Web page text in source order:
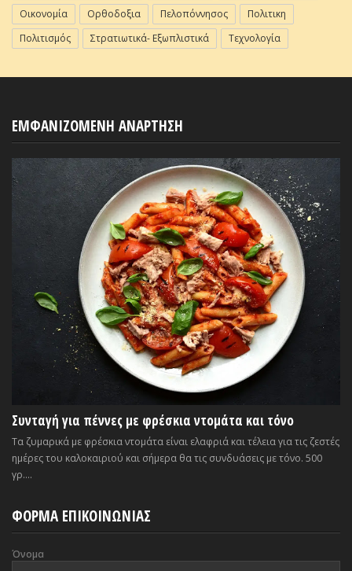
Οικονομία
Ορθοδοξια Πελοπόννησος
Πολιτικη
Πολιτισμός
Στρατιωτικά- Εξωπλιστικά Τεχνολογία
ΕΜΦΑΝΙΖΟΜΕΝΗ ΑΝΑΡΤΗΣΗ
Συνταγή για πέννες με φρέσκια ντομάτα και τόνο
Τα ζυμαρικά με φρέσκια ντομάτα είναι ελαφριά και τέλεια για τις ζεστές
ημέρες του καλοκαιριού και σήμερα θα τις συνδυάσεις με τόνο. 500
γρ....
ΦΟΡΜΑ ΕΠΙΚΟΙΝΩΝΙΑΣ
Όνομα